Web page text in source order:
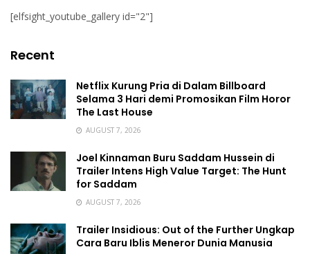
[elfsight_youtube_gallery id="2"]
Recent
Netflix Kurung Pria di Dalam Billboard
Selama 3 Hari demi Promosikan Film Horor
The Last House
AUGUST 7, 2026
Joel Kinnaman Buru Saddam Hussein di
Trailer Intens High Value Target: The Hunt
for Saddam
AUGUST 7, 2026
Trailer Insidious: Out of the Further Ungkap
Cara Baru Iblis Meneror Dunia Manusia